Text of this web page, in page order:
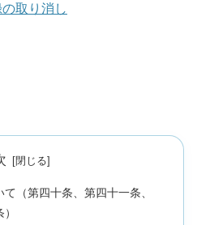
取り消し
（第四十条、第四十一条、